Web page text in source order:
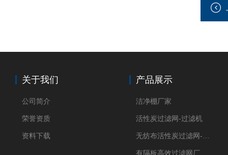
关于我们
公司简介
荣誉资质
资料下载
产品展示
洁净棚厂家
活性炭过滤网-过滤机